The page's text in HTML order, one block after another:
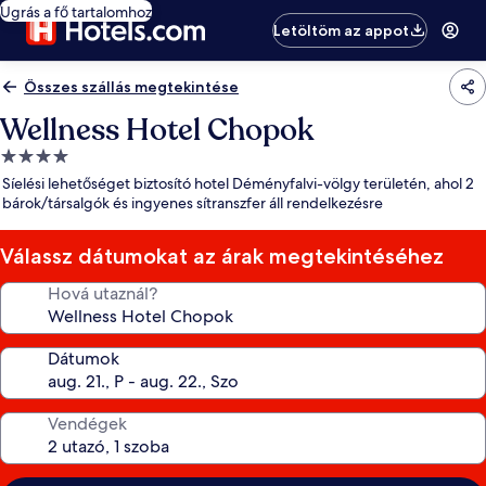
Ugrás a fő tartalomhoz
Letöltöm az appot
Összes szállás megtekintése
Wellness Hotel Chopok
4.0
csillagos
szálláshely
Síelési lehetőséget biztosító hotel Déményfalvi-völgy területén, ahol 2
bárok/társalgók és ingyenes sítranszfer áll rendelkezésre
Válassz dátumokat az árak megtekintéséhez
Hová utaznál?
Dátumok
Vendégek